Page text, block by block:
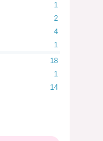
1
2
4
1
18
1
14